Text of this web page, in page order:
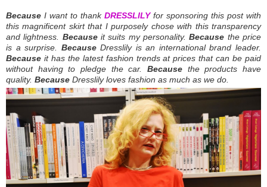
Because I want to thank DRESSLILYfor sponsoring this post with
this magnificent skirt that I purposely chose with this transparency
and lightness.
Becauseit suits my personality. Because the price
is a surprise. BecauseDresslily is an international brand leader.
Because it has the latest fashion trends at prices that can be paid
without having to pledge the car.
Because the products have
quality. Because Dresslily loves fashion as much as we do.